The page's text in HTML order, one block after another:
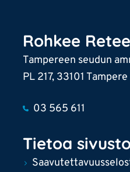
Rohkee
Tampereen seudun
PL 217, 33101 Tampere
03 565 611
Tietoa